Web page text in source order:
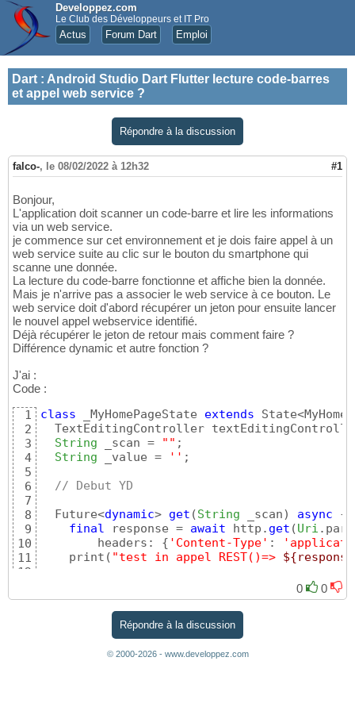
Developpez.com
Le Club des Développeurs et IT Pro
Actus Forum Dart Emploi
Dart : Android Studio Dart Flutter lecture code-barres
et appel web service ?
Répondre à la discussion
falco-, le 08/02/2022 à 12h32 #1
Bonjour,
L'application doit scanner un code-barre et lire les informations
via un web service.
je commence sur cet environnement et je dois faire appel à un
web service suite au clic sur le bouton du smartphone qui
scanne une donnée.
La lecture du code-barre fonctionne et affiche bien la donnée.
Mais je n'arrive pas a associer le web service à ce bouton. Le
web service doit d'abord récupérer un jeton pour ensuite lancer
le nouvel appel webservice identifié.
Déjà récupérer le jeton de retour mais comment faire ?
Différence dynamic et autre fonction ?
J'ai :
Code :
1
2
3
4
5
6
7
8
9
10
11
12
14
class _MyHomePageState extends
TextEditingController
String _scan = "" ;
String _value = '' ;
// Debut YD
  Future<
dynamic> get (String _scan) async
{
final response = await http. get (Uri
        headers:
{ 'Content-Type' :
    print
( "test in appel REST()=>
{
return response.body;
{
// If the server did not return a 200
// then throw an exception.
throw Exception('Failed to load PB
0 0
Répondre à la discussion
© 2000-2026 - www.developpez.com